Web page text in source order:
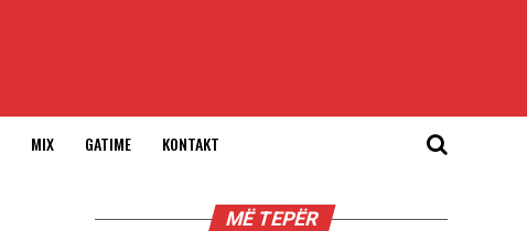
MIX GATIME KONTAKT
MË TEPËR